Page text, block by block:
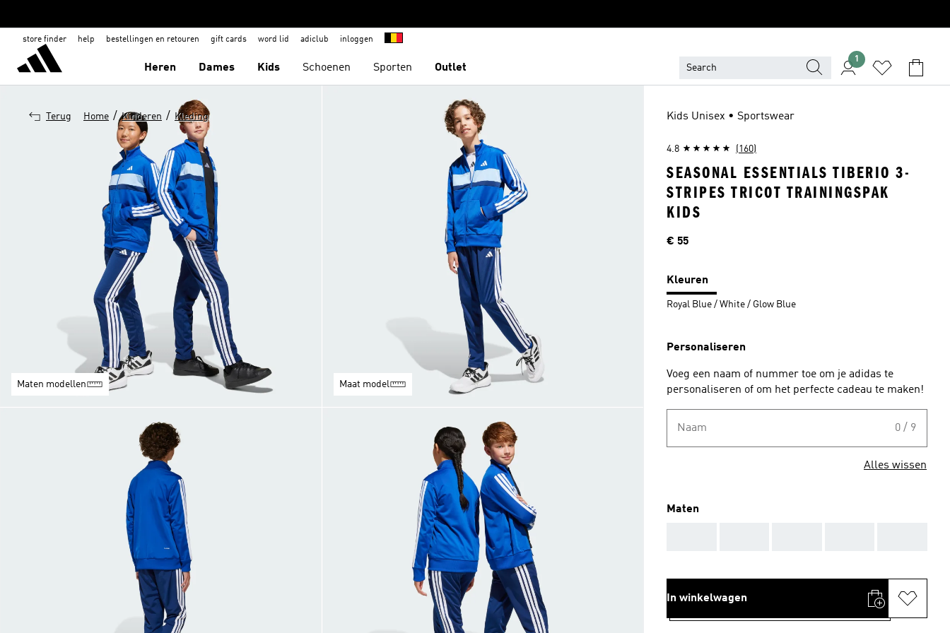
store finder help bestellingen en retouren gift cards word lid adiclub inloggen
Heren Dames Kids Schoenen Sporten Outlet
1
Terug Home / Kinderen / Kleding
Maten modellen Maat model
Kids Unisex • Sportswear
4.8 (160)
SEASONAL ESSENTIALS TIBERIO 3-
STRIPES TRICOT TRAININGSPAK
KIDS
Price
€ 55
Kleuren
Royal Blue / White / Glow Blue
Personaliseren
Voeg een naam of nummer toe om je adidas te
personaliseren of om het perfecte cadeau te maken!
Naam 0 / 9
Alles wissen
Maten
In winkelwagen